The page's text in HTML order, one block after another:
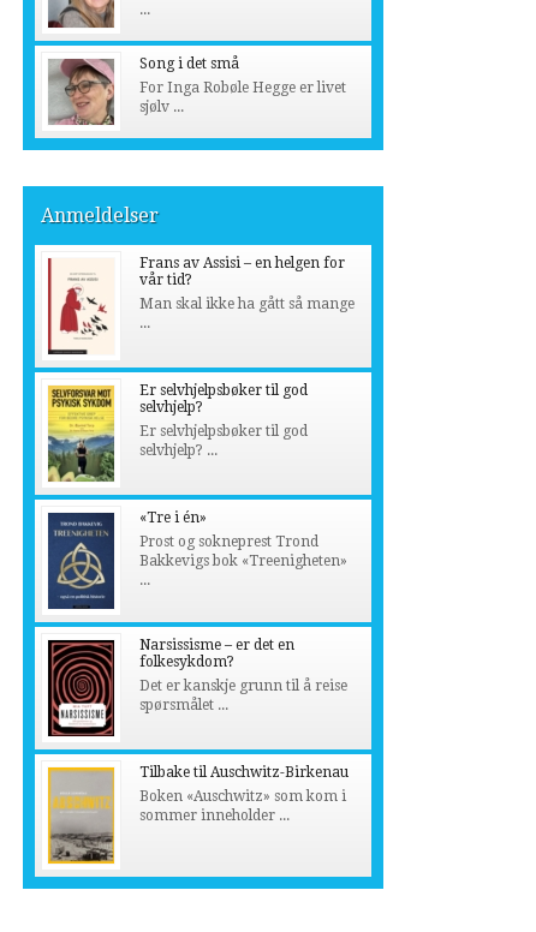
...
Song i det små
For Inga Robøle Hegge er livet
sjølv ...
Anmeldelser
Frans av Assisi – en helgen for
vår tid?
Man skal ikke ha gått så mange
...
Er selvhjelpsbøker til god
selvhjelp?
Er selvhjelpsbøker til god
selvhjelp? ...
«Tre i én»
Prost og sokneprest Trond
Bakkevigs bok «Treenigheten»
...
Narsissisme – er det en
folkesykdom?
Det er kanskje grunn til å reise
spørsmålet ...
Tilbake til Auschwitz-Birkenau
Boken «Auschwitz» som kom i
sommer inneholder ...